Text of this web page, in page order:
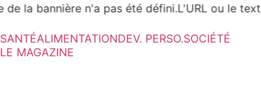
de la bannière n'a pas été défini.L'URL ou le
SANTÉALIMENTATIONDEV. PERSO.SOCIÉTÉ
LE MAGAZINE